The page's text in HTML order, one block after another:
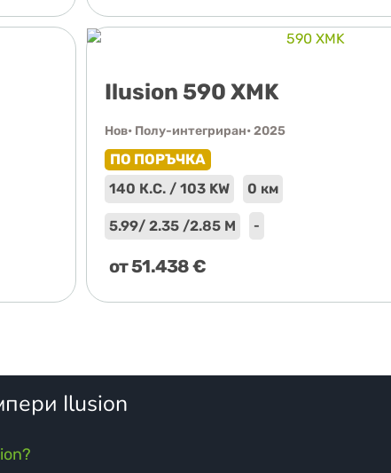
Ilusion 590 XMK
Нов• Полу-интегриран• 2025
ПО ПОРЪЧКА
140 К.С. / 103 KW
0 км
5.99/ 2.35 /2.85 М -
от51.438€
Ilusion